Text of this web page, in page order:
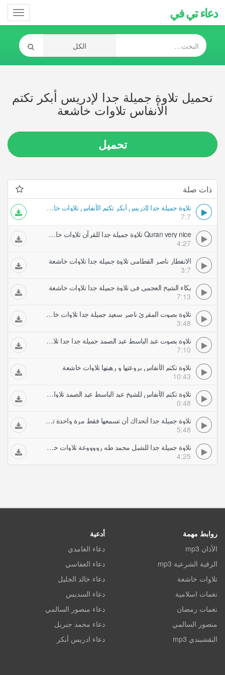
دعاء تي في
تحميل تلاوة جميلة جدا لإدريس أبكر تكتم
الأنفاس تلاوات خاشعة
تحميل
ذات صلة
تلاوة جميلة جدا لإدريس أبكر تكتم الأنفاس تلاوات خاشعة
7:7
Quran very nice تلاوة جميلة جدا للقرآن تلاوات خاشعة
4:27
الانفطار ناصر القطامي تلاوة جميلة جدا تلاوات خاشعة
3:7
بكاء الشيخ العجمي في تلاوة جميلة جدا تلاوات خاشعة
7:13
تلاوة بصوت المقرئ ناصر سعيد جميلة جدا تلاوات خاشعة
3:48
تلاوة بصوت عبد الباسط عبد الصمد جميلة جدا جدا تلاوات خاشعة
7:10
تلاوة تكتم الأنفاس بروعتها و رهبتها تلاوات خاشعة
10:43
تلاوة تكتم الأنفاس للشيخ عبد الباسط عبد الصمد تلاوات خاشعة
0:48
تلاوة جميلة جدا أتحداك أن تسمعها فقط مرة واحدة تلاوات خاشعة
5:48
تلاوة جميلة جدا للشبل محمد طه رووووعة تلاوات خاشعة
4:25
روابط مهمة
الأذان mp3
الرقية الشرعية mp3
تلاوات خاشعة
نغمات اسلامية
نغمات رمضان
منصور السالمي
النقشبندي mp3
أدعية
دعاء الغامدي
دعاء العفاسي
دعاء خالد الجليل
دعاء السديس
دعاء منصور السالمي
دعاء محمد جبريل
دعاء ادريس أبكر